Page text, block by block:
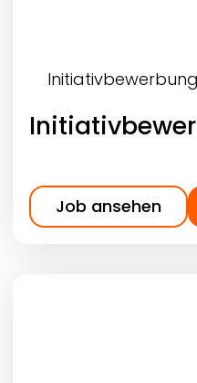
Initiativbewerbung
Job ansehen